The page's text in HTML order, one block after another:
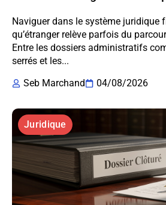
Naviguer dans le système juridique
qu’étranger relève parfois du
Entre les dossiers administratifs
serrés et les...
Seb Marchand
04/08/2026
Juridique